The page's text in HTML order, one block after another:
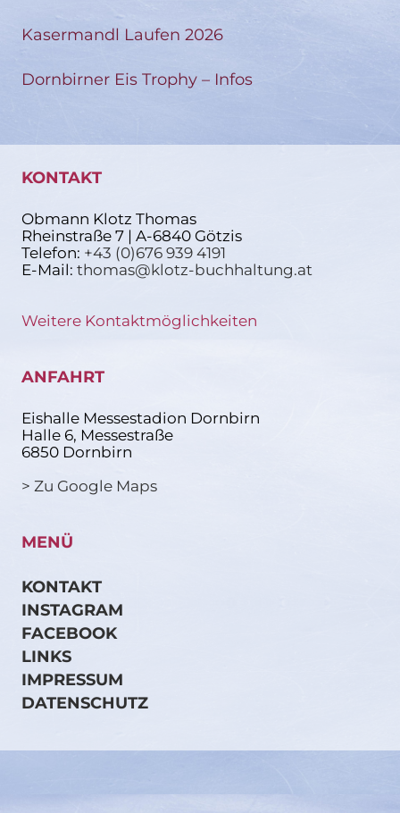
Kasermandl Laufen 2026
Dornbirner Eis Trophy – Infos
KONTAKT
Obmann Klotz Thomas
Rheinstraße 7 | A-6840 Götzis
Telefon: +43 (0)676 939 4191
E-Mail: thomas@klotz-buchhaltung.at
Weitere Kontaktmöglichkeiten
ANFAHRT
Eishalle Messestadion Dornbirn
Halle 6, Messestraße
6850 Dornbirn
> Zu Google Maps
MENÜ
KONTAKT
INSTAGRAM
FACEBOOK
LINKS
IMPRESSUM
DATENSCHUTZ